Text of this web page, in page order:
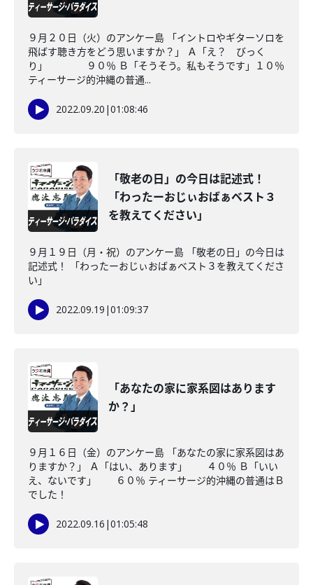
９月２０日（火）のアンケー島 「イントロやギターソロを
飛ばす聴き方をどう思いますか？」 Ａ「え？ びっく
り」 ９０％ Ｂ「そうそう。私もそうです」１０％
ティーサージ的沖縄の普通...
2022.09.20 |01:08:46
「敬老の日」の今日は記述式！
「わったーおじぃおばぁベスト３
を教えてください」
９月１９日（月・祝）のアンケー島 「敬老の日」の今日は
記述式！ 「わったーおじぃおばぁベスト３を教えてくださ
い」
2022.09.19 |01:09:37
「あなたの家に家系図はあります
か？」
９月１６日（金）のアンケー島 「あなたの家に家系図はあ
りますか？」 Ａ「はい、あります」 ４０％ Ｂ「いい
え、ないです」 ６０％ ティーサージ的沖縄の普通はＢ
でした！
2022.09.16 |01:05:48